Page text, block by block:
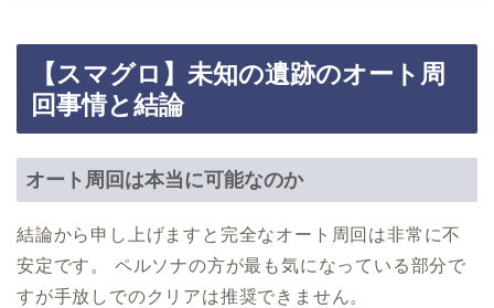
【スマグロ】未知の遺跡のオート周
回事情と結論
オート周回は本当に可能なのか
結論から申し上げますと完全なオート周回は非常に不
安定です。 ペルソナの方が最も気になっている部分で
すが手放しでのクリアは推奨できません。